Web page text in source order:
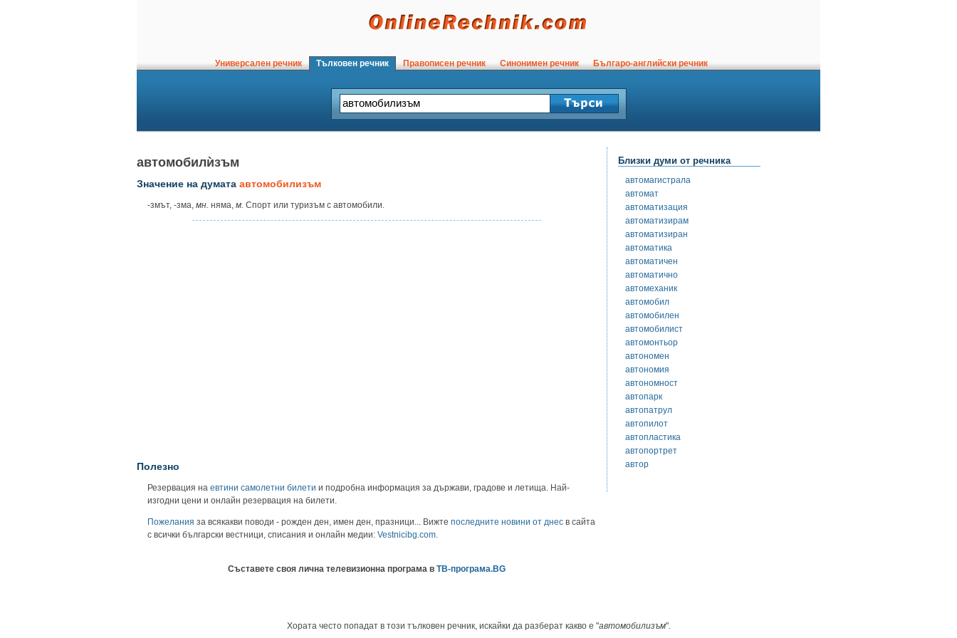
Универсален речник Тълковен речник Правописен речник Синонимен речник Българо-английски речник
автомобилѝзъм
Значение на думата автомобилизъм
‑змът, ‑зма, мн. няма, м. Спорт или туризъм с автомобили.
Полезно
Резервация на евтини самолетни билети и подробна информация за държави, градове и летища. Най-
изгодни цени и онлайн резервация на билети.
Пожелания за всякакви поводи - рожден ден, имен ден, празници... Вижте последните новини от днес в сайта
с всички български вестници, списания и онлайн медии: Vestnicibg.com
Съставете своя лична телевизионна програма в ТВ-програма.BG
Близки думи от речника
автомагистрала
автомат
автоматизация
автоматизирам
автоматизиран
автоматика
автоматичен
автоматично
автомеханик
автомобил
автомобилен
автомобилист
автомонтьор
автономен
автономия
автономност
автопарк
автопатрул
автопилот
автопластика
автопортрет
автор
Хората често попадат в този тълковен речник, искайки да разберат какво е "автомобилизъм".